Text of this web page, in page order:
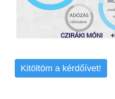
Kitöltöm a kérdőívet!